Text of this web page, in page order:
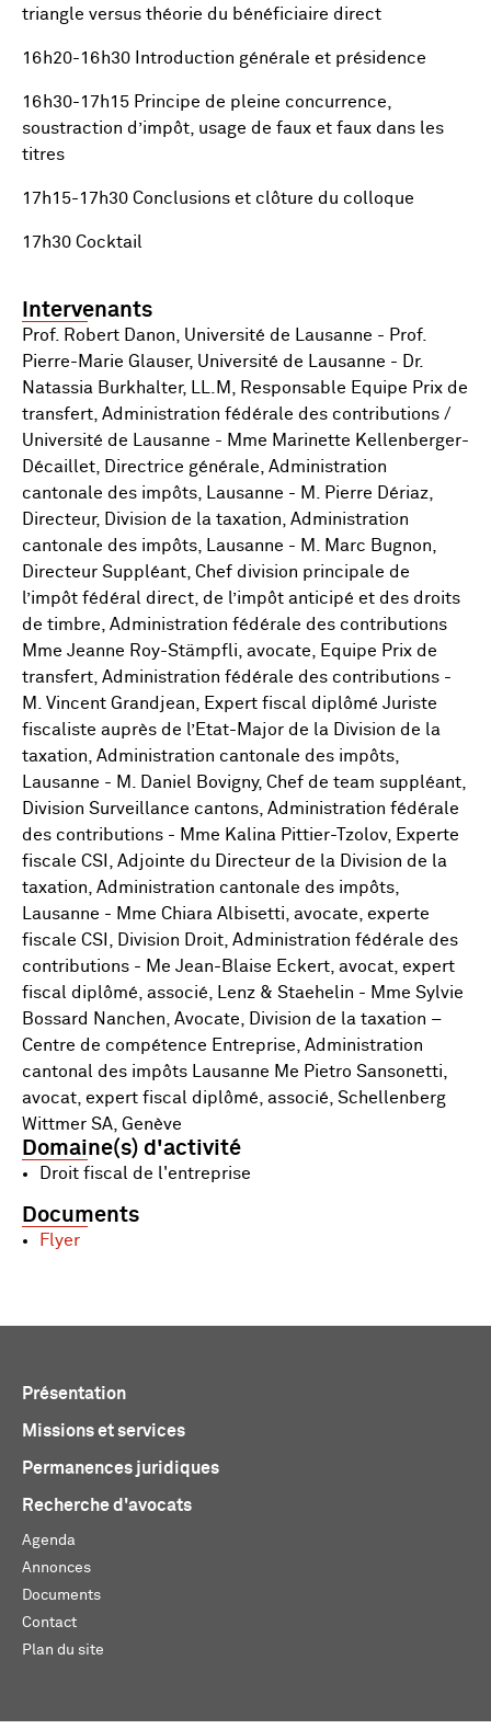
triangle versus théorie du bénéficiaire direct
16h20-16h30 Introduction générale et présidence
16h30-17h15 Principe de pleine concurrence,
soustraction d’impôt, usage de faux et faux dans les
titres
17h15-17h30 Conclusions et clôture du colloque
17h30 Cocktail
Intervenants
Prof. Robert Danon, Université de Lausanne - Prof.
Pierre-Marie Glauser, Université de Lausanne - Dr.
Natassia Burkhalter, LL.M, Responsable Equipe Prix de
transfert, Administration fédérale des contributions /
Université de Lausanne - Mme Marinette Kellenberger-
Décaillet, Directrice générale, Administration
cantonale des impôts, Lausanne - M. Pierre Dériaz,
Directeur, Division de la taxation, Administration
cantonale des impôts, Lausanne - M. Marc Bugnon,
Directeur Suppléant, Chef division principale de
l’impôt fédéral direct, de l’impôt anticipé et des droits
de timbre, Administration fédérale des contributions
Mme Jeanne Roy-Stämpfli, avocate, Equipe Prix de
transfert, Administration fédérale des contributions -
M. Vincent Grandjean, Expert fiscal diplômé Juriste
fiscaliste auprès de l’Etat-Major de la Division de la
taxation, Administration cantonale des impôts,
Lausanne - M. Daniel Bovigny, Chef de team suppléant,
Division Surveillance cantons, Administration fédérale
des contributions - Mme Kalina Pittier-Tzolov, Experte
fiscale CSI, Adjointe du Directeur de la Division de la
taxation, Administration cantonale des impôts,
Lausanne - Mme Chiara Albisetti, avocate, experte
fiscale CSI, Division Droit, Administration fédérale des
contributions - Me Jean-Blaise Eckert, avocat, expert
fiscal diplômé, associé, Lenz & Staehelin - Mme Sylvie
Bossard Nanchen, Avocate, Division de la taxation –
Centre de compétence Entreprise, Administration
cantonal des impôts Lausanne Me Pietro Sansonetti,
avocat, expert fiscal diplômé, associé, Schellenberg
Wittmer SA, Genève
Domaine(s) d'activité
Droit fiscal de l'entreprise
Documents
Flyer
Présentation
Missions et services
Permanences juridiques
Recherche d'avocats
Agenda
Annonces
Documents
Contact
Plan du site